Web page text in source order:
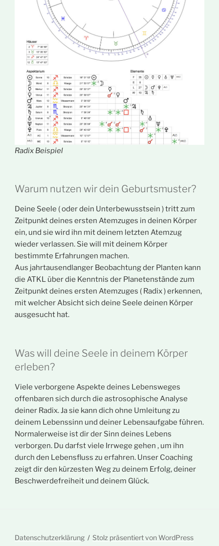
Radix Beispiel
Warum nutzen wir dein Geburtsmuster?
Deine Seele ( oder dein Unterbewusstsein ) tritt zum
Zeitpunkt deines ersten Atemzuges in deinen Körper
ein, und sie wird ihn mit deinem letzten Atemzug
wieder verlassen. Sie will mit deinem Körper
bestimmte Erfahrungen machen.
Aus jahrtausendlanger Beobachtung der Planten kann
die ATKL über die Kenntnis der Planetenstände zum
Zeitpunkt deines ersten Atemzuges ( Radix ) erkennen,
mit welcher Absicht sich deine Seele deinen Körper
ausgesucht hat.
Was will deine Seele in deinem Körper
erleben?
Viele verborgene Aspekte deines Lebensweges
offenbaren sich durch die astrosophische Analyse
deiner Radix. Ja sie kann dich ohne Umleitung zu
deinem Lebenssinn und deiner Lebensaufgabe führen.
Normalerweise ist dir der Sinn deines Lebens
verborgen. Du darfst viele Irrwege gehen , um ihn
durch den Lebensfluss zu erfahren. Unser Coaching
zeigt dir den kürzesten Weg zu deinem Erfolg, deiner
Beschwerdefreiheit und deinem Glück.
Datenschutzerklärung Stolz präsentiert von WordPress